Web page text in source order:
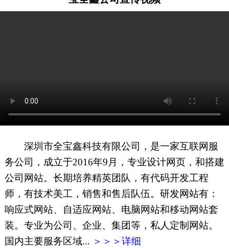
51La
XML地图
深圳市全宝鑫科技有限公司，是一家互联网服
务公司，成立于2016年9月，专业设计网页，和搭建
公司网站。长期培养精英团队，有代码开发工程
师，有技术美工，销售和售后队伍。研发网站有：
响应式网站、自适应网站、电脑网站和移动网站套
装。专业为公司、企业、集团等，私人定制网站。
国内主要服务区域... ＞＞＞详细